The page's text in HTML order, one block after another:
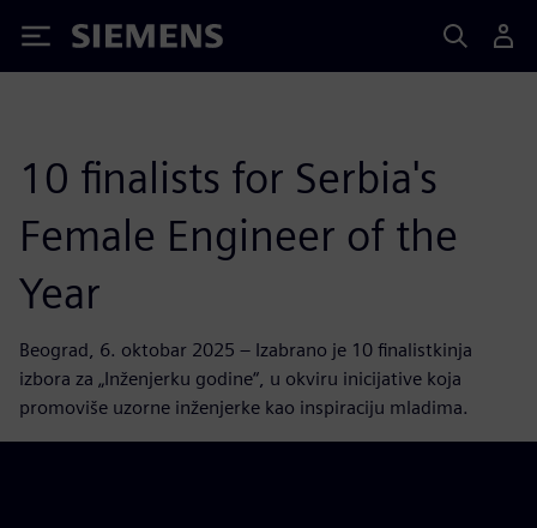
Siemens
10 finalists for Serbia's
Female Engineer of the
Year
Beograd, 6. oktobar 2025 – Izabrano je 10 finalistkinja
izbora za „Inženjerku godine“, u okviru inicijative koja
promoviše uzorne inženjerke kao inspiraciju mladima.